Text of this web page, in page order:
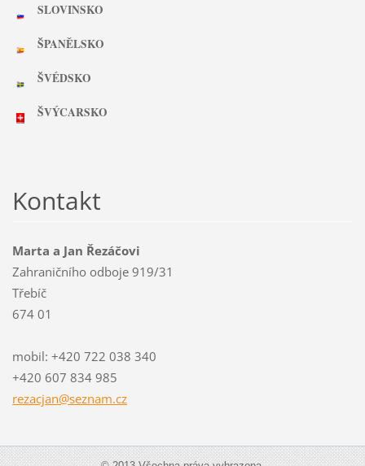
SLOVINSKO
ŠPANĚLSKO
ŠVÉDSKO
ŠVÝCARSKO
Kontakt
Marta a Jan Řezáčovi
Zahraničního odboje 919/31
Třebíč
674 01
mobil: +420 722 038 340
+420 607 834 985
rezacjan@seznam.cz